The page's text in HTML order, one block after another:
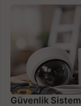
Güvenlik